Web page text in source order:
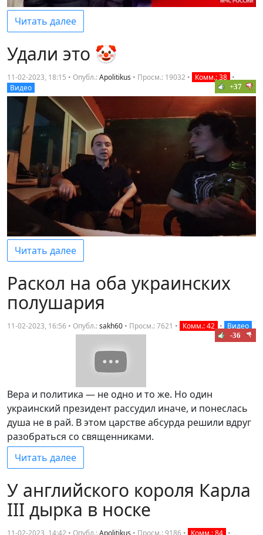
Читать далее
Удали это 🤡
11-02-2023, 18:15 • Опубл.:Apolitikus • Просм.: 19032 • Комм.: 38 •
Видео
+37
Читать далее
Раскол на оба украинских
полушария
11-02-2023, 16:56 • Опубл.:sakh60 • Просм.: 7621 • Комм.: 42 • Видео
-36
Вера и политика — не одно и то же. Но один
украинский президент рассудил иначе, и понеслась
душа не в рай. В этом царстве абсурда решили вдруг
разобраться со священниками.
Читать далее
У английского короля Карла
III дырка в носке
11-02-2023, 14:42 • Опубл.:Apolitikus • Просм.: 9186 • Комм.: 84 •